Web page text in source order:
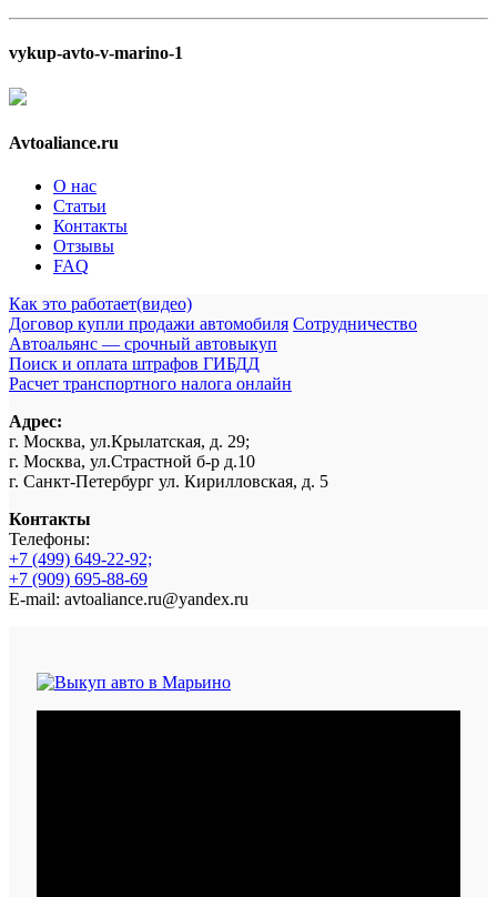
vykup-avto-v-marino-1
Avtoaliance.ru
О нас
Статьи
Контакты
Отзывы
FAQ
Как это работает(видео)
Договор купли продажи автомобиля Сотрудничество
Автоальянс — срочный автовыкуп
Поиск и оплата штрафов ГИБДД
Расчет транспортного налога онлайн
Адрес:
г. Москва, ул.Крылатская, д. 29;
г. Москва, ул.Страстной б-р д.10
г. Санкт-Петербург ул. Кирилловская, д. 5
Контакты
Телефоны:
+7 (499) 649-22-92;
+7 (909) 695-88-69
E-mail: avtoaliance.ru@yandex.ru